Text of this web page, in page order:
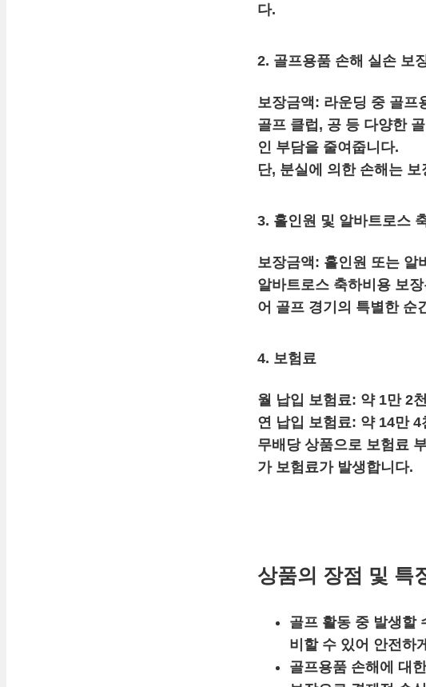
다.
2. 골프용품 손해 실손 보
보장금액: 라운딩 중 골프
골프 클럽, 공 등 다양한
인 부담을 줄여줍니다.
단, 분실에 의한 손해는
3. 홀인원 및 알바트로스
보장금액: 홀인원 또는 알
알바트로스 축하비용 보
어 골프 경기의 특별한 순
4. 보험료
월 납입 보험료: 약 1만 2
연 납입 보험료: 약 14만 4
무배당 상품으로 보험료
가 보험료가 발생합니다.
상품의 장점 및 특
골프 활동 중 발생할
비할 수 있어 안전하
골프용품 손해에 대